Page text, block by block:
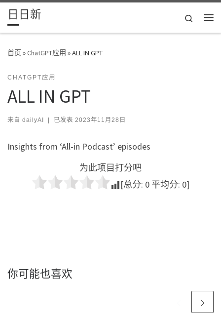
Skip to content
日日新
Search
首页»ChatGPT应用 »ALL IN GPT
CHATGPT应用
ALL IN GPT
来自 dailyAI | 已发表 2023年11月28日
Insights from ‘All-in Podcast’ episodes
为此项目打分吧
[总分: 0 平均分: 0]
你可能也喜欢